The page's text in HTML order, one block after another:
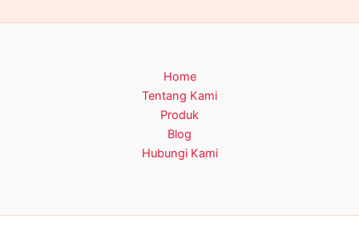
Home
Tentang Kami
Produk
Blog
Hubungi Kami